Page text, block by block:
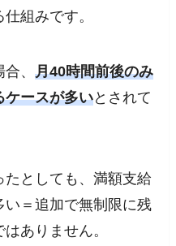
組みです。
合、月40時間前後のみ
ケースが多いとされて
としても、満額支給
い＝追加で無制限に残
ありません。